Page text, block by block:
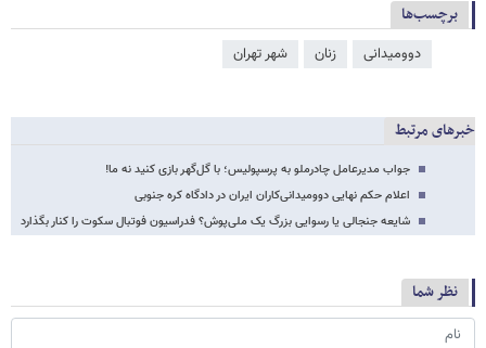
برچسب‌ها
دوومیدانی زنان شهر تهران
خبرهای مرتبط
جواب مدیرعامل چادرملو به پرسپولیس؛ با گل‌گهر بازی کنید نه ما!
اعلام حکم نهایی دوومیدانی‌کاران ایران در دادگاه کره جنوبی
شایعه جنجالی یا رسوایی بزرگ یک ملی‌پوش؟ فدراسیون فوتبال سکوت را کنار بگذارد
نظر شما